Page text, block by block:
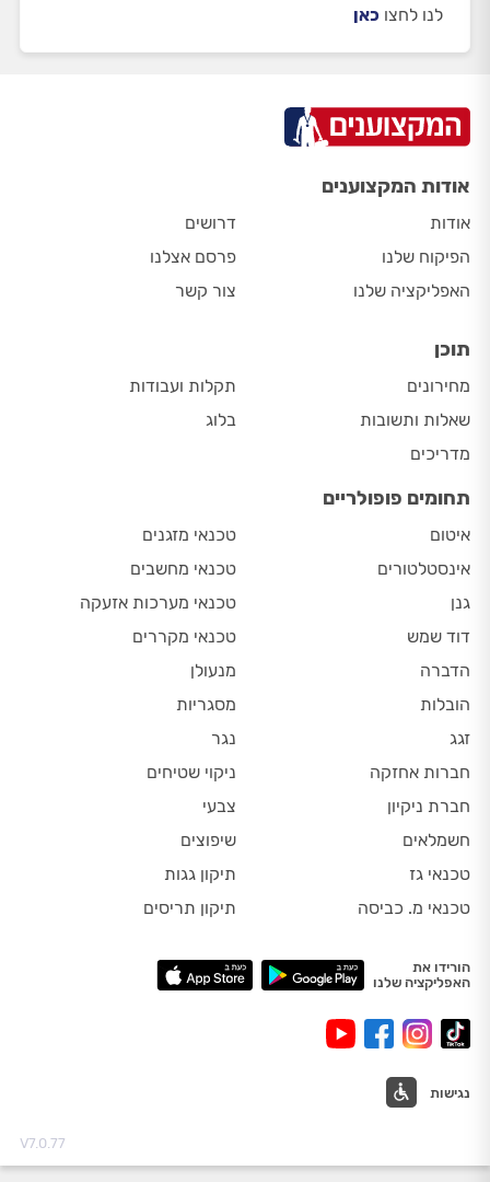
לנו לחצו כאן
אודות המקצוענים
אודות
הפיקוח שלנו
האפליקציה שלנו
דרושים
פרסם אצלנו
צור קשר
תוכן
מחירונים
שאלות ותשובות
מדריכים
תקלות ועבודות
בלוג
תחומים פופולריים
איטום
אינסטלטורים
גנן
דוד שמש
הדברה
הובלות
זגג
חברות אחזקה
חברת ניקיון
חשמלאים
טכנאי גז
טכנאי מ. כביסה
טכנאי מזגנים
טכנאי מחשבים
טכנאי מערכות אזעקה
טכנאי מקררים
מנעולן
מסגריות
נגר
ניקוי שטיחים
צבעי
שיפוצים
תיקון גגות
תיקון תריסים
הורידו את
האפליקציה שלנו
נגישות
V7.0.77